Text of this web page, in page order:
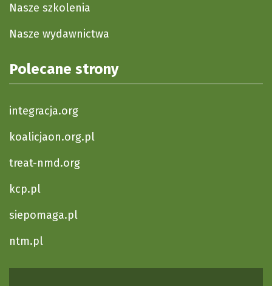
Nasze szkolenia
Nasze wydawnictwa
Polecane strony
integracja.org
koalicjaon.org.pl
treat-nmd.org
kcp.pl
siepomaga.pl
ntm.pl